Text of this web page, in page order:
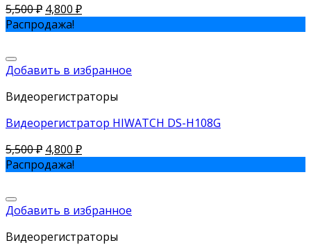
5,500₽ 4,800 ₽
Распродажа!
Добавить в избранное
Видеорегистраторы
Видеорегистратор HIWATCH DS-H108G
5,500₽ 4,800 ₽
Распродажа!
Добавить в избранное
Видеорегистраторы